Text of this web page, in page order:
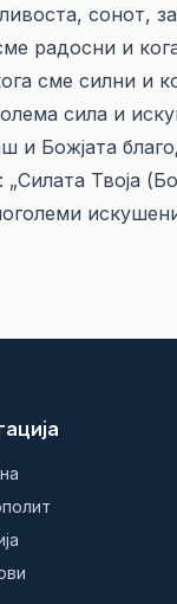
сонот,
радосни и
сме силни и
сила и
и Божјата
Твоја